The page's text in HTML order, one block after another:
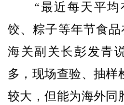
“最近每天平均
饺、粽子等年节食
海关副关长彭发青
多，现场查验、抽样
较大，但能为海外同